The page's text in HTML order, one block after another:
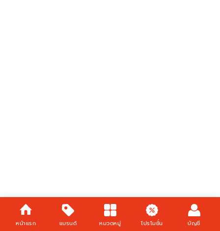
หน้าแรก แบรนด์ หมวดหมู่ โปรโมชั่น บัญชี